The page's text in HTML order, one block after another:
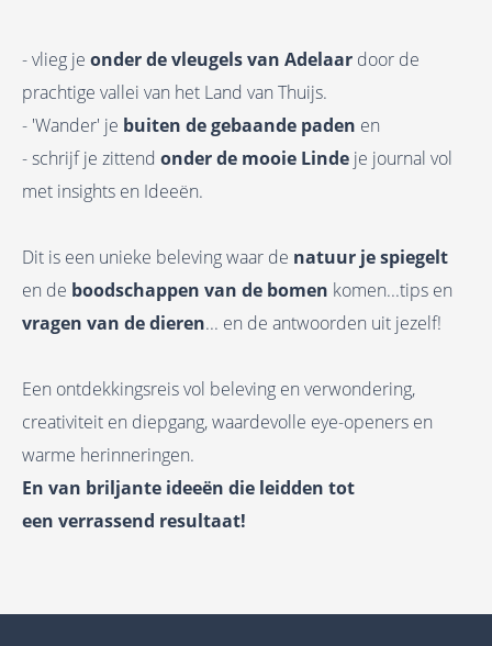
- vlieg je onder de vleugels van Adelaar door de
prachtige vallei van het Land van Thuijs.
- 'Wander' je buiten de gebaande paden en
- schrijf je zittend onder de mooie Linde je journal vol
met insights en Ideeën.
Dit is een unieke beleving waar de natuur je spiegelt
en de boodschappen van de bomen komen...tips en
vragen van de dieren... en de antwoorden uit jezelf!
Een ontdekkingsreis vol beleving en verwondering,
creativiteit en diepgang, waardevolle eye-openers en
warme herinneringen.
En van briljante ideeën die leidden tot
een verrassend resultaat!